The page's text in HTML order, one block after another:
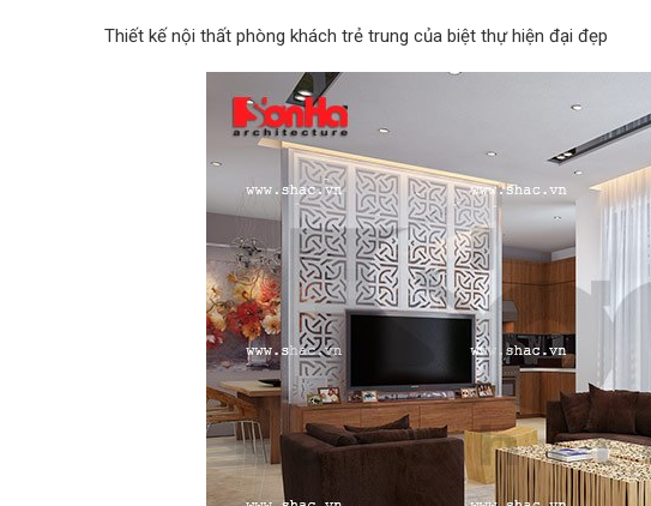
Thiết kế nội thất phòng khách trẻ trung của biệt thự hiện đại đẹp